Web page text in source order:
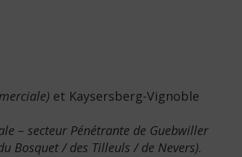
et Kaysersberg-Vignoble
– secteur Pénétrante de Guebwiller
Bosquet / des Tilleuls / de Nevers).